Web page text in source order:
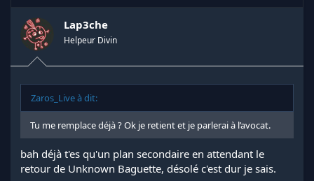
n
s
:
Lap3che
Helpeur Divin
Zaros_Live à dit:
Tu me remplace déjà ? Ok je retient et je parlerai à l’avocat.
bah déjà t'es qu'un plan secondaire en attendant le
retour de Unknown Baguette, désolé c'est dur je sais.